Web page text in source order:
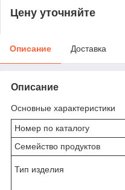
Цену уточняйте
Описание Доставка
Описание
Основные характеристики
Номер по каталогу
Семейство продуктов
Тип изделия